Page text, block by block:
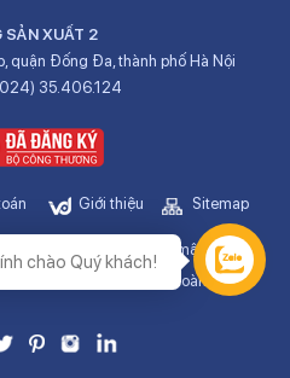
SẢN XUẤT 2
quận Đống Đa, thành phố Hà Nội
35.406.124
Giới thiệu Sitemap
Chính sách bảo mật
Chính sách đổi trả & hoàn tiền
Hỗ trợ